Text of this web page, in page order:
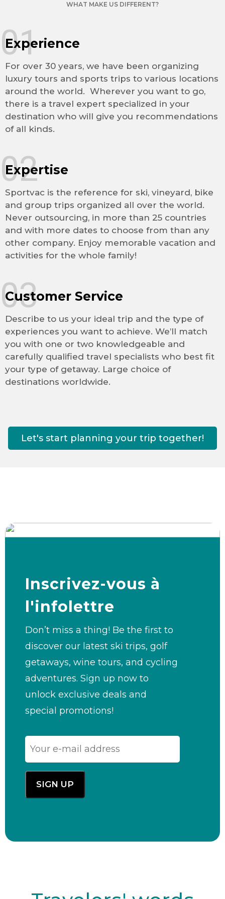
WHAT MAKE US DIFFERENT?
Experience
For over 30 years, we have been organizing
luxury tours and sports trips to various locations
around the world. Wherever you want to go,
there is a travel expert specialized in your
destination who will give you recommendations
of all kinds.
01
Expertise
Sportvac is the reference for ski, vineyard, bike
and group trips organized all over the world.
Never outsourcing, in more than 25 countries
and with more dates to choose from than any
other company. Enjoy memorable vacation and
activities for the whole family!
02
Customer Service
Describe to us your ideal trip and the type of
experiences you want to achieve. We’ll match
you with one or two knowledgeable and
carefully qualified travel specialists who best fit
your type of getaway. Large choice of
destinations worldwide.
03
Let's start planning your trip together!
Inscrivez-vous à
l'infolettre
Don’t miss a thing! Be the first to
discover our latest ski trips, golf
getaways, wine tours, and cycling
adventures. Sign up now to
unlock exclusive deals and
special promotions!